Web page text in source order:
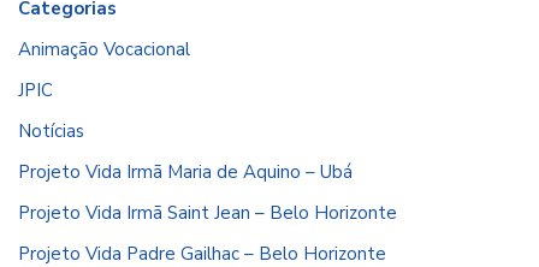
Categorias
Animação Vocacional
JPIC
Notícias
Projeto Vida Irmã Maria de Aquino – Ubá
Projeto Vida Irmã Saint Jean – Belo Horizonte
Projeto Vida Padre Gailhac – Belo Horizonte